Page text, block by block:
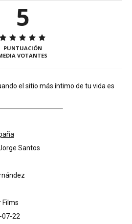
5
PUNTUACIÓN
VOTANTES
el sitio más íntimo de tu vida es
Santos
Films
07-22